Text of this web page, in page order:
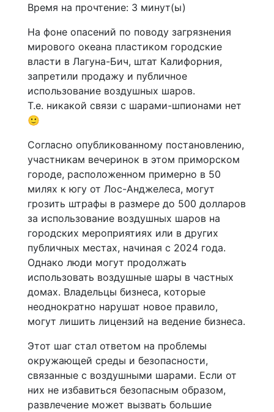
Время на прочтение: 3 минут(ы)
На фоне опасений по поводу загрязнения
мирового океана пластиком городские
власти в Лагуна-Бич, штат Калифорния,
запретили продажу и публичное
использование воздушных шаров.
Т.е. никакой связи с шарами-шпионами нет
🙂
Согласно опубликованному постановлению,
участникам вечеринок в этом приморском
городе, расположенном примерно в 50
милях к югу от Лос-Анджелеса, могут
грозить штрафы в размере до 500 долларов
за использование воздушных шаров на
городских мероприятиях или в других
публичных местах, начиная с 2024 года.
Однако люди могут продолжать
использовать воздушные шары в частных
домах. Владельцы бизнеса, которые
неоднократно нарушат новое правило,
могут лишить лицензий на ведение бизнеса.
Этот шаг стал ответом на проблемы
окружающей среды и безопасности,
связанные с воздушными шарами. Если от
них не избавиться безопасным образом,
развлечение может вызвать большие